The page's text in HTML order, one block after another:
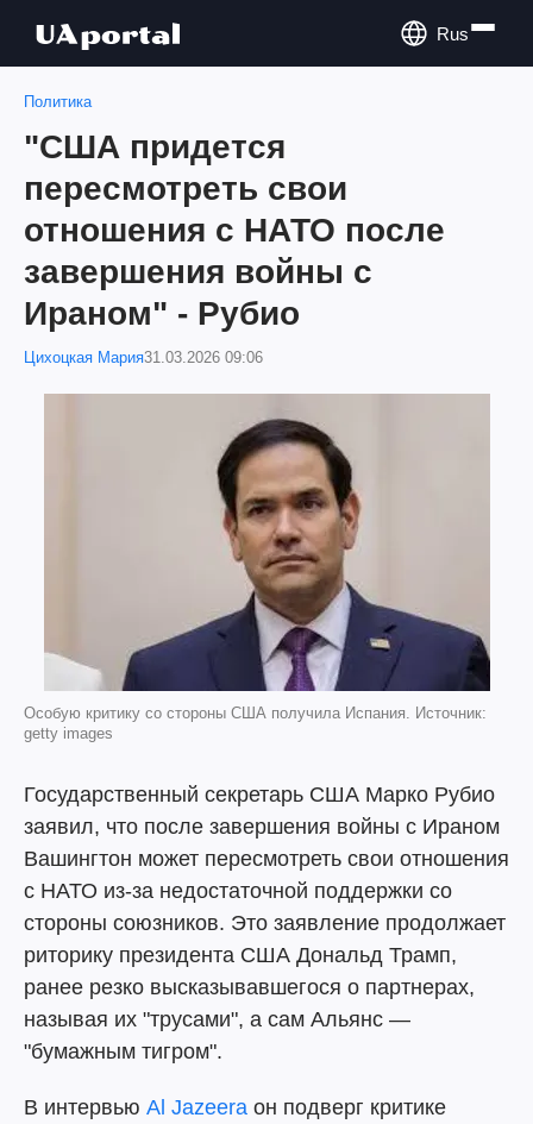
Rus
Политика
"США придется
пересмотреть свои
отношения с НАТО после
завершения войны с
Ираном" - Рубио
Цихоцкая Мария31.03.2026 09:06
Особую критику со стороны США получила Испания. Источник:
getty images
Государственный секретарь США Марко Рубио
заявил, что после завершения войны с Ираном
Вашингтон может пересмотреть свои отношения
с НАТО из-за недостаточной поддержки со
стороны союзников. Это заявление продолжает
риторику президента США Дональд Трамп,
ранее резко высказывавшегося о партнерах,
называя их "трусами", а сам Альянс —
"бумажным тигром".
В интервью Al Jazeera он подверг критике